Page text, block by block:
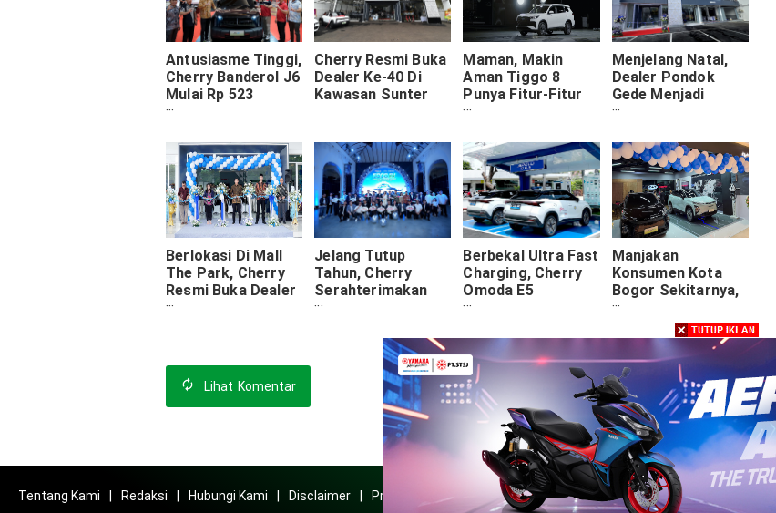
Antusiasme Tinggi,
Cherry Banderol J6
Mulai Rp 523
Jutaan Di
Cherry Resmi Buka
Dealer Ke-40 Di
Kawasan Sunter
Maman, Makin
Aman Tiggo 8
Punya Fitur-Fitur
Keselamatan Aktif
Tabrak
Menjelang Natal,
Dealer Pondok
Gede Menjadi
Dealer Cherry Ke-
Berlokasi Di Mall
The Park, Cherry
Resmi Buka Dealer
Di Solo
Jelang Tutup
Tahun, Cherry
Serahterimakan
5000 Unit Mobil
Pelanggan
Berbekal Ultra Fast
Charging, Cherry
Omoda E5
Tuntaskan PLN
Manjakan
Konsumen Kota
Bogor Sekitarnya,
City Store
Cibinong Resmi
Dibuka
Lihat Komentar Post Selanjutnya
Post Sebelumnya
Tentang Kami Redaksi Hubungi Kami Disclaimer Privacy Policy HOME